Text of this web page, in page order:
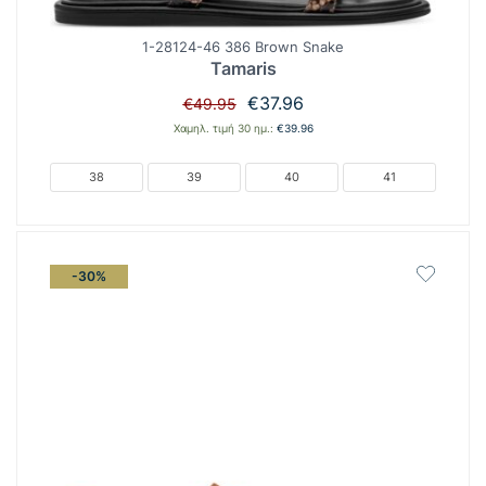
1-28124-46 386 Brown Snake
Tamaris
€49.95
Original
price
€49.95.
€37.96Η
τρέχουσα
€37.96.
Χαμηλ. τιμή 30 ημ.: €39.96
38 39 40 41
-30%